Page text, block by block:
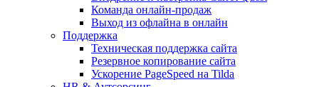
Команда онлайн-продаж
Выход из офлайна в онлайн
Поддержка
Техническая поддержка сайта
Резервное копирование сайта
Ускорение PageSpeed на Tilda